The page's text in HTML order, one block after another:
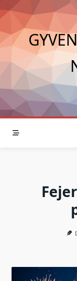
Skip
to
content